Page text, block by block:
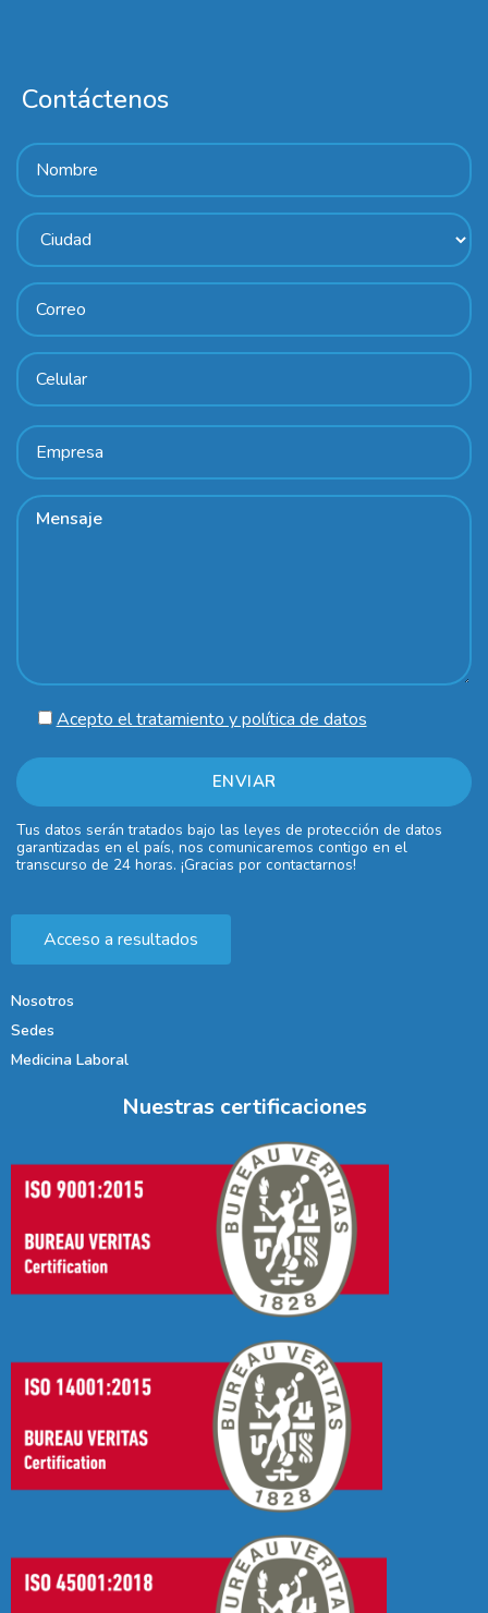
Contáctenos
Acepto el tratamiento y política de datos
Tus datos serán tratados bajo las leyes de protección de datos
garantizadas en el país, nos comunicaremos contigo en el
transcurso de 24 horas. ¡Gracias por contactarnos!
Acceso a resultados
Nosotros
Sedes
Medicina Laboral
Nuestras certificaciones